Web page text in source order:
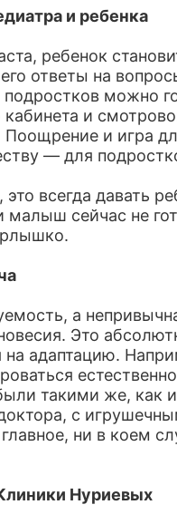
и ребенка
ребенок
ответы на
можно
и
и игра
— для
всегда давать
малыш сейчас не
а
Это
на адаптацию.
такими же, как
с
ни в коем
Нуриевых